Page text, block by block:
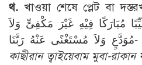
থ. খাওয়া শেষে প্লেট বা
مُبَارَكًا فِيْهِ غَيْرَ مَكْفِىٍّ وَلاَ
مُوَدَّعٍ وَلاَ مُسْتَغْنًى عَنْهُ رَبَّنَا-
কাছীরান ত্বাইয়েবাম মুবা-